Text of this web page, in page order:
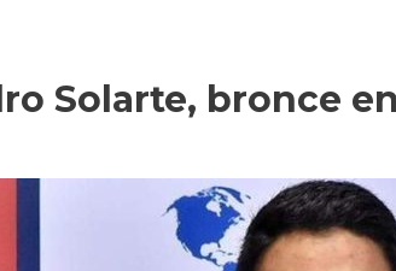
Solarte, bronce